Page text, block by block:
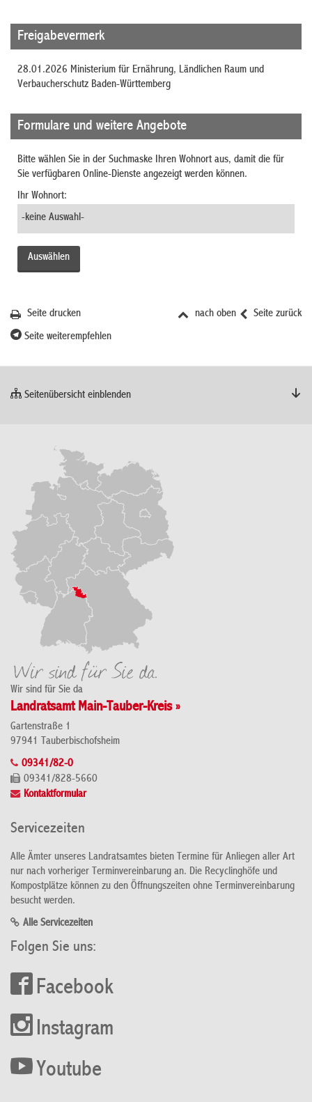
Freigabevermerk
28.01.2026 Ministerium für Ernährung, Ländlichen Raum und
Verbaucherschutz Baden-Württemberg
Formulare und weitere Angebote
Bitte wählen Sie in der Suchmaske Ihren Wohnort aus, damit die für
Sie verfügbaren Online-Dienste angezeigt werden können.
Ihr Wohnort:
Seite zurück
nach oben
Seite drucken
Seite weiterempfehlen
Seitenübersicht einblenden
Wir sind für Sie da
Landratsamt Main-Tauber-Kreis »
Gartenstraße 1
97941 Tauberbischofsheim
09341/82-0
09341/828-5660
Kontaktformular
Servicezeiten
Alle Ämter unseres Landratsamtes bieten Termine für Anliegen aller Art
nur nach vorheriger Terminvereinbarung an. Die Recyclinghöfe und
Kompostplätze können zu den Öffnungszeiten ohne Terminvereinbarung
besucht werden.
Alle Servicezeiten
Folgen Sie uns:
Facebook
Instagram
Youtube